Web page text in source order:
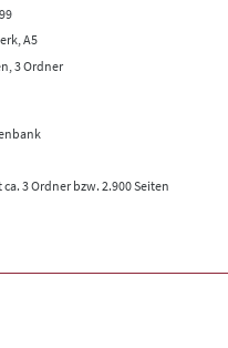
A5
3 Ordner
3 Ordner bzw. 2.900 Seiten